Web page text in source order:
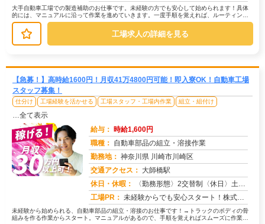
大手自動車工場での製造補助のお仕事です。未経験の方でも安心して始められます！具体
的には、マニュアルに沿って作業を進めていきます。一度手順を覚えれば、ルーティンワ
ークになりますので、安心して業務に...
工場求人の詳細を見る
【急募！】高時給1600円！月収41万4800円可能！即入寮OK！自動車工場
スタッフ募集！
仕分け 工場経験を活かせる 工場スタッフ・工場内作業 組立・組付け
…全て表示
給与： 時給1,600円
職種： 自動車部品の組立・溶接作業
勤務地： 神奈川県 川崎市川崎区
交通アクセス： 大師橋駅
休日・休暇：
〈勤務形態〉2交替制〈休日〉土日(週休２日制)★ＧＷ★夏季休暇★冬季休暇★年末年始
工場PR： 未経験からでも安心スタート！株式会社京栄センターで新しい一歩を踏み出してみませんか？→ 経験や資格は一切不問です！...
未経験から始められる、自動車部品の組立・溶接のお仕事です！→トラックのボディの骨
組みを作る作業からスタート。マニュアルがあるので、手順を覚えればスムーズに作業で